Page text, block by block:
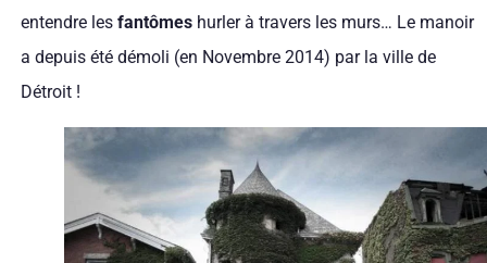
entendre les fantômeshurler à travers les murs… Le manoir
a depuis été démoli (en Novembre 2014) par la ville de
Détroit !